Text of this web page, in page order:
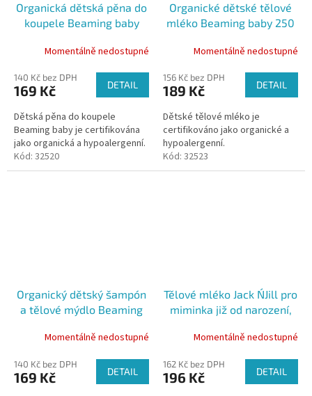
Organická dětská pěna do
koupele Beaming baby
Momentálně nedostupné
140 Kč bez DPH
169 Kč DETAIL
Dětská pěna do koupele
Beaming baby je certifikována
jako organická a hypoalergenní.
Kód: 32520
Organické dětské tělové
mléko Beaming baby 250
Momentálně nedostupné
156 Kč bez DPH
189 Kč DETAIL
Dětské tělové mléko je
certifikováno jako organické a
hypoalergenní.
Kód: 32523
Organický dětský šampón
a tělové mýdlo Beaming
Momentálně nedostupné
140 Kč bez DPH
169 Kč DETAIL
Tělové mléko Jack N´Jill pro
miminka již od narození,
Momentálně nedostupné
162 Kč bez DPH
196 Kč DETAIL